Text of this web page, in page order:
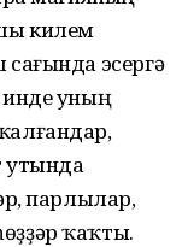
килем
эсергә
инде уның
утында
парлылар,
ҡаҡты.